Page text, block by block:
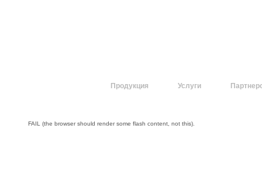
Продукция Услуги
FAIL (the browser should render some flash content, not this).